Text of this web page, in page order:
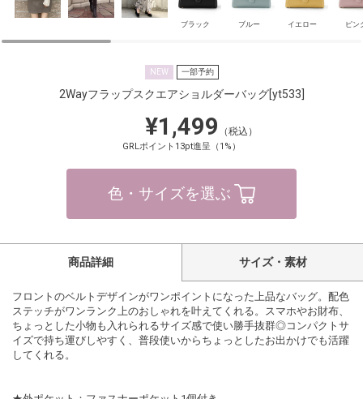
ブラック ブルー イエロー ピン
NEW 一部予約
2Wayフラップスクエアショルダーバッグ[yt533]
¥1,499 （税込）
GRLポイント13pt進呈（1%）
色・サイズを選ぶ
商品詳細 サイズ・素材
フロントのベルトデザインがワンポイントになった上品なバッグ。配色
ステッチがワンランク上のおしゃれを叶えてくれる。スマホやお財布、
ちょっとした小物も入れられるサイズ感で使い勝手抜群◎コンパクトサ
イズで持ち運びしやすく、普段使いからちょっとしたお出かけでも活躍
してくれる。